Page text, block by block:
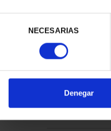
consentimiento
NECESARIAS
Denegar
ORDENAR POR: